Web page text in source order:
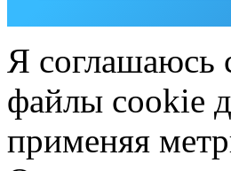
Я соглашаюсь
файлы cookie
применяя